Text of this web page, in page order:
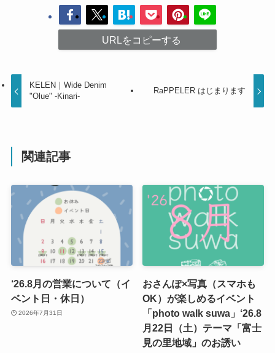
URLをコピーする
KELEN｜Wide Denim
"Olue" -Kinari-
RaPPELER はじまります
関連記事
‘26.8月の営業について（イ
ベント日・休日）
2026年7月31日
おさんぽ×写真（スマホも
OK）が楽しめるイベント
「photo walk suwa」‘26.8
月22日（土）テーマ「富士
見の里地域」のお誘い